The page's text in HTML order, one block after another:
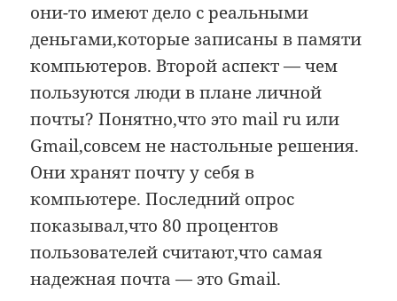
они-то имеют дело с реальными
деньгами,которые записаны в памяти
компьютеров. Второй аспект — чем
пользуются люди в плане личной
почты? Понятно,что это mail ru или
Gmail,совсем не настольные решения.
Они хранят почту у себя в
компьютере. Последний опрос
показывал,что 80 процентов
пользователей считают,что самая
надежная почта — это Gmail.